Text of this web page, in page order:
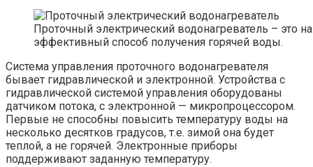
Проточный электрический водонагреватель – это
эффективный способ получения горячей воды.
Система управления проточного водонагревателя
бывает гидравлической и электронной. Устройства с
гидравлической системой управления оборудованы
датчиком потока, с электронной — микропроцессором.
Первые не способны повысить температуру воды на
несколько десятков градусов, т.е. зимой она будет
теплой, а не горячей. Электронные приборы
поддерживают заданную температуру.